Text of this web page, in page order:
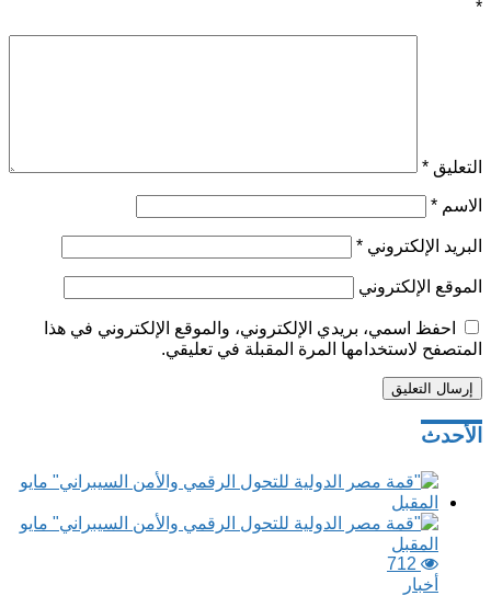
*
التعليق *
الاسم *
البريد الإلكتروني *
الموقع الإلكتروني
احفظ اسمي، بريدي الإلكتروني، والموقع الإلكتروني في هذا
المتصفح لاستخدامها المرة المقبلة في تعليقي.
تصفّح
الأحدث
712
أخبار